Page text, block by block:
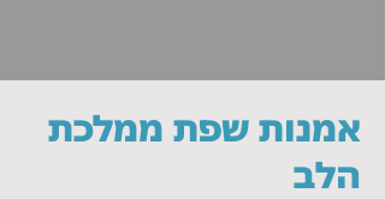
אמנות שפת ממלכת
הלב